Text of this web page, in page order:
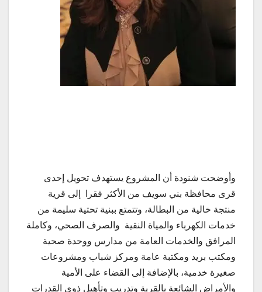
وأوضحت شنودة أن المشروع يستهدف تحويل إحدى
قرى محافظة بني سويف من الأكثر فقرا إلى قرية
منتجة خالية من البطالة، وتتمتع ببنية تحتية سليمة من
خدمات الكهرباء والمياة النقية والصرف الصحي، وكاملة
المرافق والخدمات العامة من مدارس ووحدة صحية
ومكتب بريد ومكتبة عامة ومركز شباب ومشروعات
صغيرة خدمية، بالإضافة إلى القضاء على الأمية
والأمراض الشائعة بالقرية وتدريب وتأهيل ذوي القدرات